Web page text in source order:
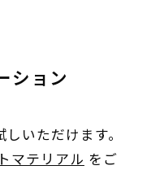
ション
いただけます。
マテリアル をご